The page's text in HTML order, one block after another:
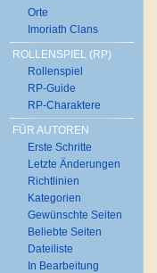
Orte
Imoriath Clans
ROLLENSPIEL (RP)
Rollenspiel
RP-Guide
RP-Charaktere
FÜR AUTOREN
Erste Schritte
Letzte Änderungen
Richtlinien
Kategorien
Gewünschte Seiten
Beliebte Seiten
Dateiliste
In Bearbeitung